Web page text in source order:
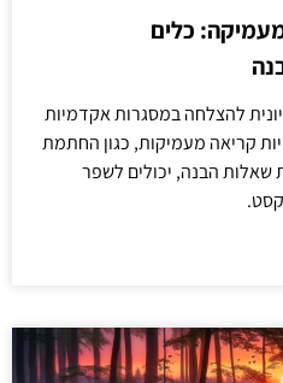
מעמיקה: כלים
להצלחה במסגרות אקדמיות
קריאה מעמיקות, כגון החתמת
שאלות הבנה, יכולים לשפר